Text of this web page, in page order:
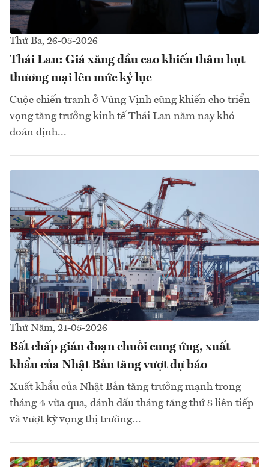
Thứ Ba, 26-05-2026
Thái Lan: Giá xăng dầu cao khiến thâm hụt
thương mại lên mức kỷ lục
Cuộc chiến tranh ở Vùng Vịnh cũng khiến cho triển
vọng tăng trưởng kinh tế Thái Lan năm nay khó
đoán định...
Thứ Năm, 21-05-2026
Bất chấp gián đoạn chuỗi cung ứng, xuất
khẩu của Nhật Bản tăng vượt dự báo
Xuất khẩu của Nhật Bản tăng trưởng mạnh trong
tháng 4 vừa qua, đánh dấu tháng tăng thứ 8 liên tiếp
và vượt kỳ vọng thị trường...